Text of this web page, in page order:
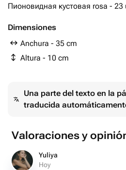
Пионовидная кустовая rosa - 23
Dimensiones
Anchura - 35 cm
Altura - 10 cm
Una parte del texto en la
traducida
Valoraciones y
Yuliya
Hoy